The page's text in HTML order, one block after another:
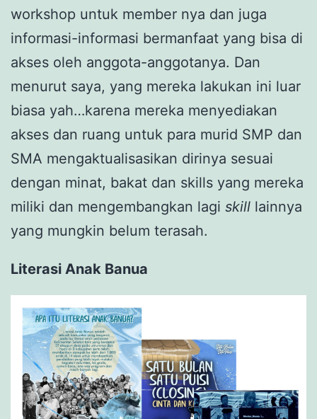
workshop untuk member nya dan juga
informasi-informasi bermanfaat yang bisa di
akses oleh anggota-anggotanya. Dan
menurut saya, yang mereka lakukan ini luar
biasa yah…karena mereka menyediakan
akses dan ruang untuk para murid SMP dan
SMA mengaktualisasikan dirinya sesuai
dengan minat, bakat dan skills yang mereka
miliki dan mengembangkan lagi skill lainnya
yang mungkin belum terasah.
Literasi Anak Banua